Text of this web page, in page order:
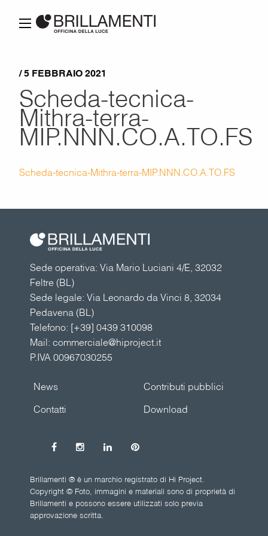
/ 5 FEBBRAIO 2021
Scheda-tecnica-
Mithra-terra-
MIP.NNN.CO.A.TO.FS
Scheda-tecnica-Mithra-terra-MIP.NNN.CO.A.TO.FS
Sede operativa: Via Mario Luciani 4/E, 32032
Feltre (BL)
Sede legale: Via Leonardo da Vinci 8, 32034
Pedavena (BL)
Telefono: [+39] 0439 310098
Mail: commerciale@hiproject.it
P.IVA 00967030255
Contributi pubblici
News
Download
Contatti
Brillamenti ® è un marchio registrato di Hi Project.
Copyright © Foto, immagini e materiali sono di proprietà di
Brillamenti e possono essere utilizzati solo previa
approvazione scritta.